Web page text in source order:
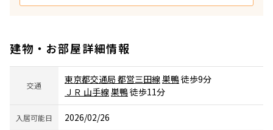
建物・お部屋詳細情報
交通
東京都交通局 都営三田線巣鴨徒歩9分
ＪＲ 山手線巣鴨徒歩11分
入居可能日 2026/02/26